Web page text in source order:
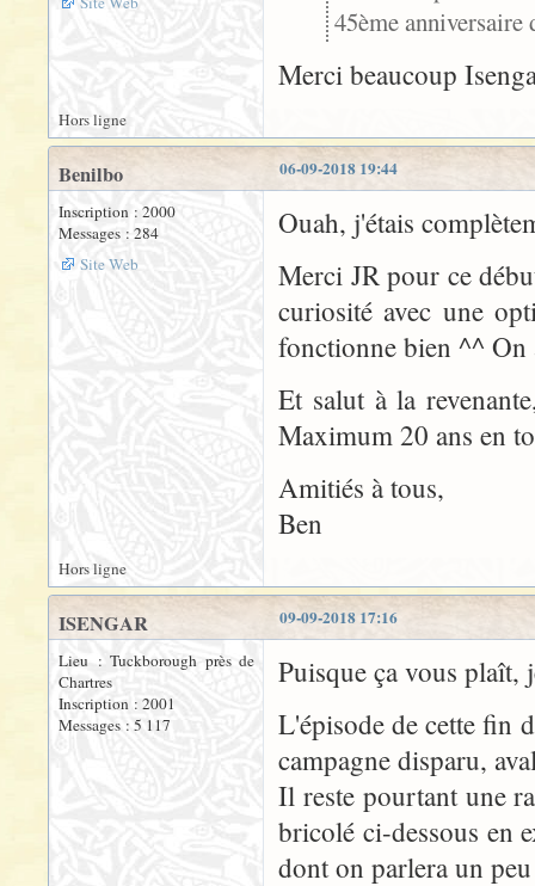
45ème
Merci beaucoup
Hors ligne
06-09-2018 19:44
Benilbo
Inscription : 2000
Messages : 284
Site Web
Ouah, j'étais
Merci JR pour ce
curiosité avec une
fonctionne bien ^^ On
Et salut à la
Maximum 20 ans en
Amitiés à tous,
Ben
Hors ligne
09-09-2018 17:16
ISENGAR
Lieu : Tuckborough près de
Chartres
Inscription : 2001
Messages : 5 117
Puisque ça vous plaît,
L'épisode de cette fin
campagne disparu,
Il reste pourtant une
bricolé ci-dessous en
dont on parlera un